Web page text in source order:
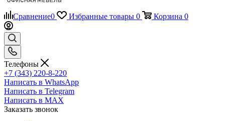
Сравнение0 Избранные товары 0 Корзина 0
Телефоны
+7 (343) 220-8-220
Написать в WhatsApp
Написать в Telegram
Написать в MAX
Заказать звонок